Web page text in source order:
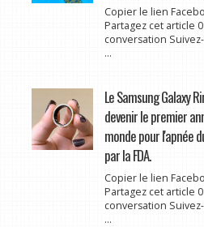
Copier le lien
Partagez cet article
conversation
...
Le Samsung Galaxy
devenir le premier
monde pour l'apnée
par la FDA.
Copier le lien
Partagez cet article
conversation
...